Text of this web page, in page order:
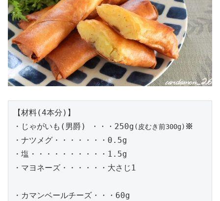
【材料(4本分)】
・じゃがいも(男爵) ・・・250g (皮むき前300g) ※
・ナツメグ・・・・・・・0.5g
・塩・・・・・・・・・・1.5g
・マヨネーズ・・・・・・大さじ1
・カマンベールチーズ・・・60g